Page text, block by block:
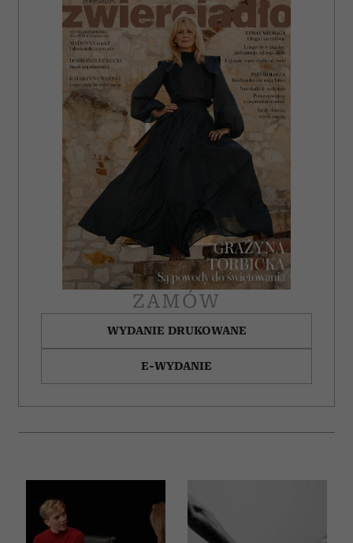
i reklam, aby oferować funkcje społecznościowe i
analizować ruch w naszej witrynie. Informacje o tym, jak
korzystasz z naszej witryny, udostępniamy partnerom
społecznościowym, reklamowym i analitycznym.
Partnerzy mogą połączyć te informacje z innymi danymi
otrzymanymi od Ciebie lub uzyskanymi podczas
korzystania z ich usług.
ZAMÓW
WYDANIE DRUKOWANE
E-WYDANIE